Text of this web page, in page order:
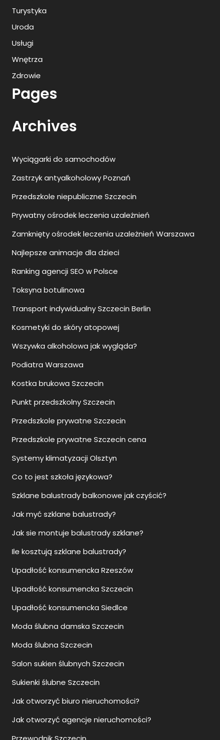
Turystyka
Uroda
Usługi
Wnętrza
Zdrowie
Pages
Archives
Wyciągarki do samochodów
Zastrzyk antyalkoholowy Poznań
Przedszkole niepubliczne Szczecin
Prywatny ośrodek leczenia uzależnień
Zamknięty ośrodek leczenia uzależnień Warszawa
Najlepsze animacje dla dzieci
Ranking agencji SEO w Polsce
Toksyna botulinowa
Transport indywidualny Szczecin Berlin
Kosmetyki do skóry atopowej
Wszywka alkoholowa jak wygląda?
Podiatra Warszawa
Kostka brukowa Szczecin
Punkt przedszkolny Szczecin
Przedszkole prywatne Szczecin
Przedszkole prywatne Szczecin cena
Systemy klimatyzacji Olsztyn
Co to jest szkoła językowa?
Szklane balustrady balkonowe jak czyścić?
Jak myć szklane balustrady?
Jak sie montuje balustrady szklane?
Ile kosztują szklane balustrady?
Upadłość konsumencka Rzeszów
Upadłość konsumencka Szczecin
Upadłość konsumencka Siedlce
Moda ślubna damska Szczecin
Moda ślubna Szczecin
Salon sukien ślubnych Szczecin
Sukienki ślubne Szczecin
Jak otworzyć biuro nieruchomości?
Jak otworzyć agencje nieruchomości?